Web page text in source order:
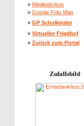
» Mitgliederliste
» Google Foto Map
» GP Schulkinder
» Virtueller Friedhof
» Zurück zum Portal
Zufallsbild